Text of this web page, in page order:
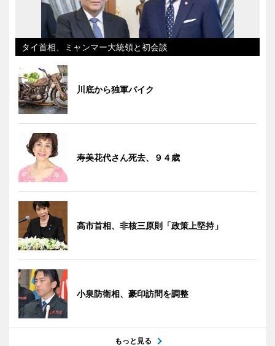
タイ首相、ミャンマー大統領と初会談
川底から独軍バイク
寿美花代さん死去、９４歳
高市首相、非核三原則「政策上堅持」
小泉防衛相、豪印訪問を調整
もっと見る